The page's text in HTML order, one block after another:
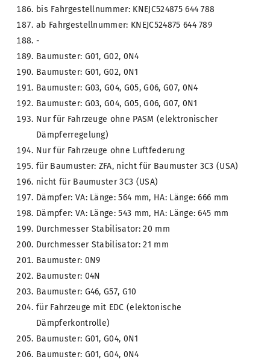
bis Fahrgestellnummer: KNEJC524875 644 788
ab Fahrgestellnummer: KNEJC524875 644 789
-
Baumuster: G01, G02, 0N4
Baumuster: G01, G02, 0N1
Baumuster: G03, G04, G05, G06, G07, 0N4
Baumuster: G03, G04, G05, G06, G07, 0N1
Nur für Fahrzeuge ohne PASM (elektronischer
Dämpferregelung)
Nur für Fahrzeuge ohne Luftfederung
für Baumuster: ZFA, nicht für Baumuster 3C3 (USA)
nicht für Baumuster 3C3 (USA)
Dämpfer: VA: Länge: 564 mm, HA: Länge: 666 mm
Dämpfer: VA: Länge: 543 mm, HA: Länge: 645 mm
Durchmesser Stabilisator: 20 mm
Durchmesser Stabilisator: 21 mm
Baumuster: 0N9
Baumuster: 04N
Baumuster: G46, G57, G10
für Fahrzeuge mit EDC (elektonische
Dämpferkontrolle)
Baumuster: G01, G04, 0N1
Baumuster: G01, G04, 0N4